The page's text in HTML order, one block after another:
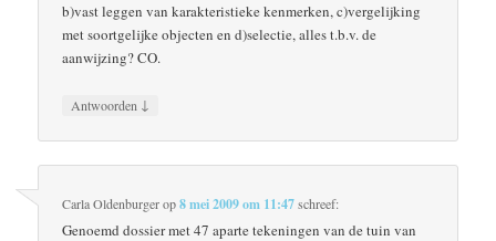
b)vast leggen van karakteristieke kenmerken, c)vergelijking
met soortgelijke objecten en d)selectie, alles t.b.v. de
aanwijzing? CO.
Antwoorden ↓
Carla Oldenburgerop8 mei 2009 om 11:47schreef:
Genoemd dossier met 47 aparte tekeningen van de tuin van